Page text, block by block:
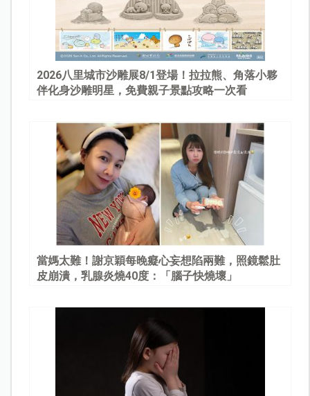
2026八里城市沙雕展8/1登場！拉拉熊、角落小夥
伴化身沙雕明星，免費親子景點攻略一次看
當媽太難！謝京穎每晚癡心妄想陷兩難，照鏡鬆肚
皮崩潰，乳腺炎燒40度：「腦子快燒壞」